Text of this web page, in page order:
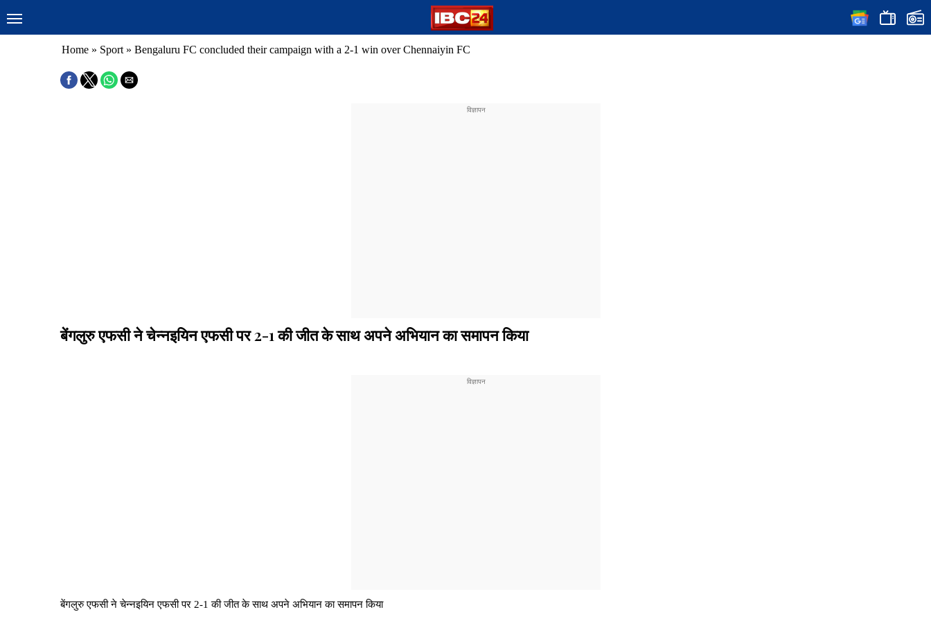
Home » Sport » Bengaluru FC concluded their campaign with a 2-1 win over Chennaiyin FC
बेंगलुरु एफसी ने चेन्नइयिन एफसी पर 2-1 की जीत के साथ अपने अभियान का समापन किया
बेंगलुरु एफसी ने चेन्नइयिन एफसी पर 2-1 की जीत के साथ अपने अभियान का समापन किया